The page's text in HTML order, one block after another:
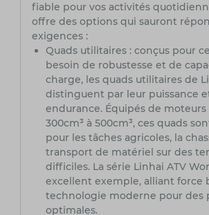
fiable pour vos activités
offre des options qui sauront
exigences :
Quads utilitaires : conçus pour
besoin de robustesse et de
charge, les quads utilitaires de
distinguent par leur puissance
endurance. Équipés de moteurs
300cm³ à 500cm³, ces quads
pour les tâches agricoles, la
transport de matériel sur des
difficiles. La série Linhai ATV
excellent exemple, alliant force
technologie moderne pour des
optimales.